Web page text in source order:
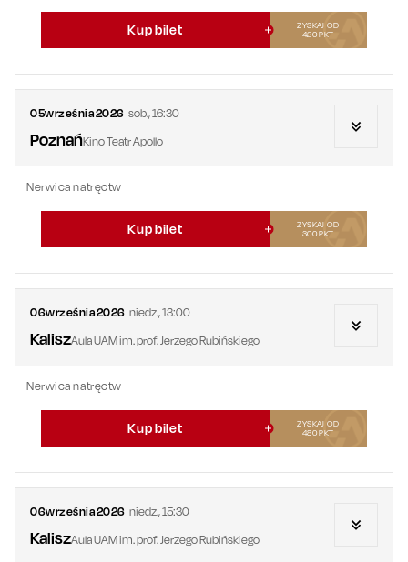
Kup bilet
ZYSKAJ OD
420PKT
05września2026 sob.,16:30
PoznańKino Teatr Apollo
Nerwica natręctw
Kup bilet
ZYSKAJ OD
300PKT
06września2026 niedz.,13:00
KaliszAula UAM im. prof. Jerzego Rubińskiego
Nerwica natręctw
Kup bilet
ZYSKAJ OD
480PKT
06września2026 niedz.,15:30
KaliszAula UAM im. prof. Jerzego Rubińskiego